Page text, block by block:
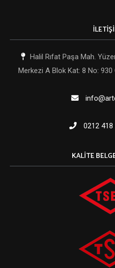
Halil Rıfat Paşa Mah.
Merkezi A Blok Kat: 8 No:
0212 418
KALITE